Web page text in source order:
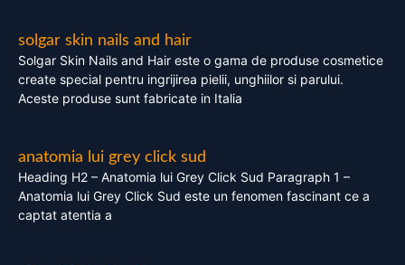
solgar skin nails and hair
Solgar Skin Nails and Hair este o gama de produse cosmetice
create special pentru ingrijirea pielii, unghiilor si parului.
Aceste produse sunt fabricate in Italia
anatomia lui grey click sud
Heading H2 – Anatomia lui Grey Click Sud Paragraph 1 –
Anatomia lui Grey Click Sud este un fenomen fascinant ce a
captat atentia a